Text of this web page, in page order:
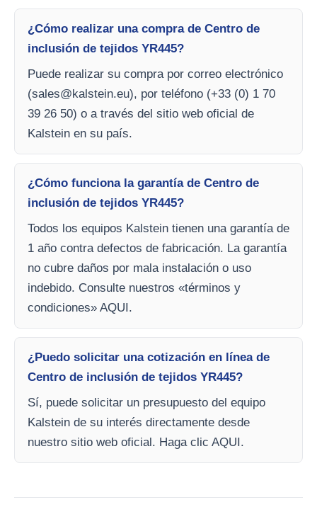
¿Cómo realizar una compra de Centro de
inclusión de tejidos YR445?
Puede realizar su compra por correo electrónico
(sales@kalstein.eu), por teléfono (+33 (0) 1 70
39 26 50) o a través del sitio web oficial de
Kalstein en su país.
¿Cómo funciona la garantía de Centro de
inclusión de tejidos YR445?
Todos los equipos Kalstein tienen una garantía de
1 año contra defectos de fabricación. La garantía
no cubre daños por mala instalación o uso
indebido. Consulte nuestros «términos y
condiciones» AQUI.
¿Puedo solicitar una cotización en línea de
Centro de inclusión de tejidos YR445?
Sí, puede solicitar un presupuesto del equipo
Kalstein de su interés directamente desde
nuestro sitio web oficial. Haga clic AQUI.